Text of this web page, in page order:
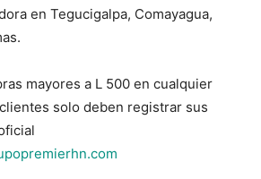
en Tegucigalpa, Comayagua,
mayores a L 500 en cualquier
solo deben registrar sus